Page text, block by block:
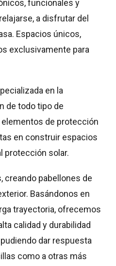
funcionales y
a disfrutar del
Espacios únicos,
exclusivamente para
en la
de todo tipo de
de protección
en construir espacios
protección solar.
creando pabellones de
Basándonos en
trayectoria, ofrecemos
calidad y durabilidad
dar respuesta
como a otras más